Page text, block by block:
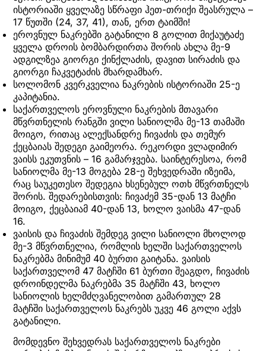
ისტორიაში ყველაზე სწრაფი ჰეთ-თრიქი შეასრულა –
17 წუთში (24, 37, 41), თან, ერთ ტაიმში!
ეროვნულ ნაკრებში გატანილი 8 გოლით მიქაუტაძე
ყველა დროის ბომბარდირთა შორის ახლა მე-9
ადგილზეა გიორგი ქინქლაძის, დავით სირაძის და
გიორგი ჩაკვეტაძის მხარდამხარ.
სოლომონ კვერკველია ნაკრების ისტორიაში 25-ე
კაპიტანია.
საქართველოს ეროვნული ნაკრების მთავარი
მწვრთნელის რანგში ვილი სანიოლმა მე-13 თამაში
მოიგო, რითაც ალექსანდრე ჩივაძის და თემურ
ქეცბაიას შედეგი გაიმეორა. რეკორდი ვლადიმირ
ვაისს ეკუთვნის – 16 გამარჯვება. საინტერესოა, რომ
სანიოლმა მე-13 მოგება 28-ე შეხვედრაში იზეიმა,
რაც საუკეთესო შედეგია ხსენებულ ოთხ მწვრთნელს
შორის. შედარებისთვის: ჩივაძემ 35-დან 13 მატჩი
მოიგო, ქეცბაიამ 40-დან 13, ხოლო ვაისმა 47-დან
16.
ვაისის და ჩივაძის შემდეგ ვილი სანიოლი მხოლოდ
მე-3 მწვრთნელია, რომლის ხელში საქართველოს
ნაკრებმა მინიმუმ 40 ბურთი გაიტანა. ვაისის
საქართველომ 47 მატჩში 61 ბურთი შეაგდო, ჩივაძის
დროინდელმა ნაკრებმა 35 მატჩში 43, ხოლო
სანიოლის ხელმძღვანელობით გამართულ 28
მატჩში საქართველოს ნაკრებს უკვე 46 გოლი აქვს
გატანილი.
მომდევნო შეხვედრას საქართველოს ნაკრები